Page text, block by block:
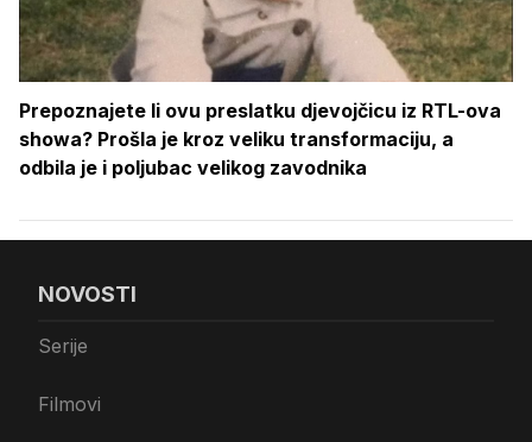
Prepoznajete li ovu preslatku djevojčicu iz RTL-ova
showa? Prošla je kroz veliku transformaciju, a
odbila je i poljubac velikog zavodnika
NOVOSTI
Serije
Filmovi